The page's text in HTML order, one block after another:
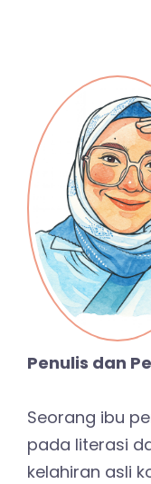
Penulis dan
Seorang ibu
pada literasi
kelahiran asli